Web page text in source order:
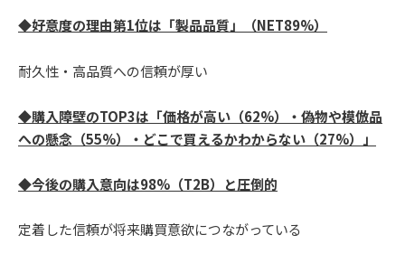
◆好意度の理由第1位は「製品品質」（NET89%）
耐久性・高品質への信頼が厚い
◆購入障壁のTOP3は「価格が高い（62%）・偽物や模倣品
への懸念（55%）・どこで買えるかわからない（27%）」
◆今後の購入意向は98%（T2B）と圧倒的
定着した信頼が将来購買意欲につながっている